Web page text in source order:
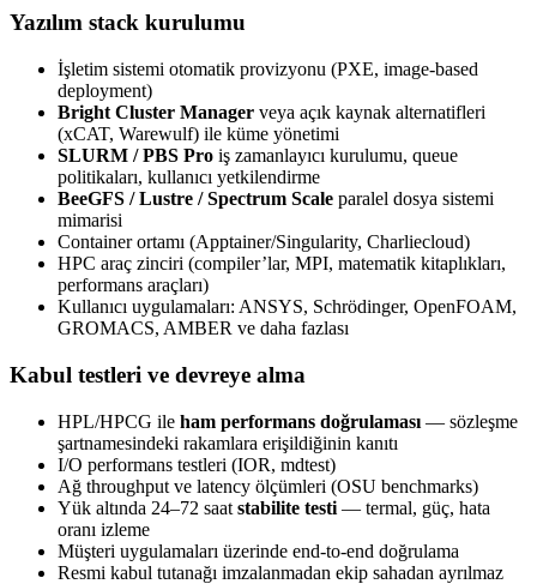
Yazılım stack kurulumu
İşletim sistemi otomatik provizyonu (PXE, image-based
deployment)
Bright Cluster Manager veya açık kaynak alternatifleri
(xCAT, Warewulf) ile küme yönetimi
SLURM / PBS Pro iş zamanlayıcı kurulumu, queue
politikaları, kullanıcı yetkilendirme
BeeGFS / Lustre / Spectrum Scale paralel dosya sistemi
mimarisi
Container ortamı (Apptainer/Singularity, Charliecloud)
HPC araç zinciri (compiler’lar, MPI, matematik kitaplıkları,
performans araçları)
Kullanıcı uygulamaları: ANSYS, Schrödinger, OpenFOAM,
GROMACS, AMBER ve daha fazlası
Kabul testleri ve devreye alma
HPL/HPCG ile ham performans doğrulaması — sözleşme
şartnamesindeki rakamlara erişildiğinin kanıtı
I/O performans testleri (IOR, mdtest)
Ağ throughput ve latency ölçümleri (OSU benchmarks)
Yük altında 24–72 saat stabilite testi — termal, güç, hata
oranı izleme
Müşteri uygulamaları üzerinde end-to-end doğrulama
Resmi kabul tutanağı imzalanmadan ekip sahadan ayrılmaz